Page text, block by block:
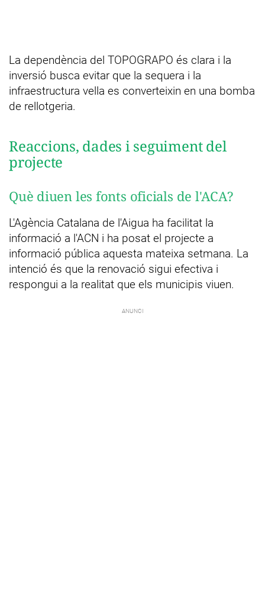
La dependència del TOPOGRAPO és clara i la
inversió busca evitar que la sequera i la
infraestructura vella es converteixin en una bomba
de rellotgeria.
Reaccions, dades i seguiment del
projecte
Què diuen les fonts oficials de l'ACA?
L'Agència Catalana de l'Aigua ha facilitat la
informació a l'ACN i ha posat el projecte a
informació pública aquesta mateixa setmana. La
intenció és que la renovació sigui efectiva i
respongui a la realitat que els municipis viuen.